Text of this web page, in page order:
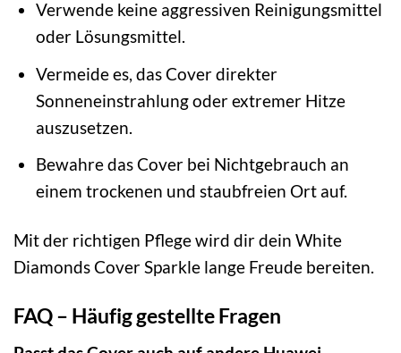
Verwende keine aggressiven Reinigungsmittel
oder Lösungsmittel.
Vermeide es, das Cover direkter
Sonneneinstrahlung oder extremer Hitze
auszusetzen.
Bewahre das Cover bei Nichtgebrauch an
einem trockenen und staubfreien Ort auf.
Mit der richtigen Pflege wird dir dein White
Diamonds Cover Sparkle lange Freude bereiten.
FAQ – Häufig gestellte Fragen